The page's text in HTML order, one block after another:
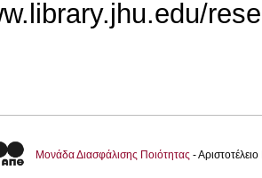
Μονάδα Διασφάλισης Ποιότητας -